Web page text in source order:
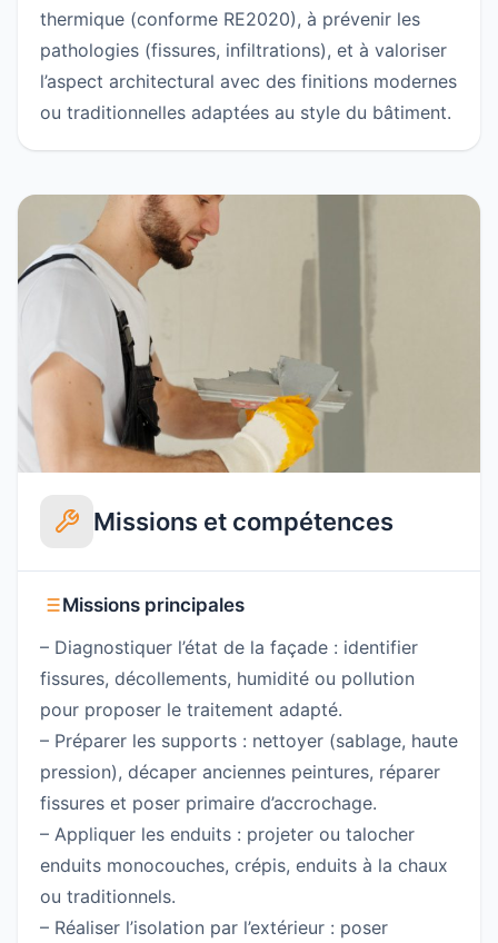
thermique (conforme RE2020), à prévenir les
pathologies (fissures, infiltrations), et à valoriser
l’aspect architectural avec des finitions modernes
ou traditionnelles adaptées au style du bâtiment.
Missions et compétences
Missions principales
– Diagnostiquer l’état de la façade : identifier
fissures, décollements, humidité ou pollution
pour proposer le traitement adapté.
– Préparer les supports : nettoyer (sablage, haute
pression), décaper anciennes peintures, réparer
fissures et poser primaire d’accrochage.
– Appliquer les enduits : projeter ou talocher
enduits monocouches, crépis, enduits à la chaux
ou traditionnels.
– Réaliser l’isolation par l’extérieur : poser